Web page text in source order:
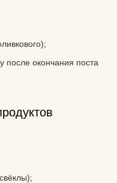
окончания поста